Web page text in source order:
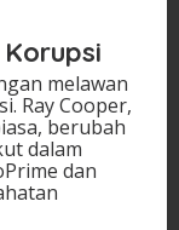
melawan
Ray Cooper,
berubah
dalam
dan